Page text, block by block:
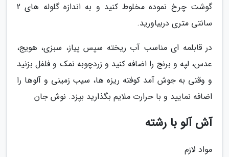
گوشت چرخ نموده مخلوط کنید و به اندازه گلوله های 2
سانتی متری دربیاورید.
در قابلمه ای مناسب آب ریخته سپس پیاز، سبزی، هویج،
عدس، لپه و برنج را اضافه کنید و زردچوبه نمک و فلفل بزنید
و وقتی به جوش آمد کوفته ریزه ها، سیب زمینی و آلوها را
اضافه نمایید و با حرارت ملایم بگذارید بپزد. نوش جان
آش آلو با رشته
مواد لازم